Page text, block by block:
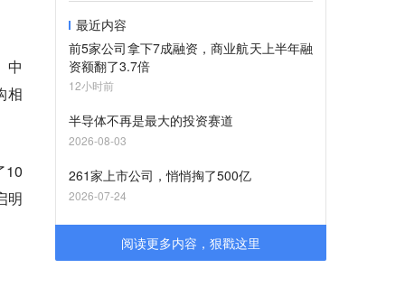
中
相
10
明
最近内容
前5家公司拿下7成融资，商业航天上半年融
资额翻了3.7倍
12小时前
半导体不再是最大的投资赛道
2026-08-03
261家上市公司，悄悄掏了500亿
2026-07-24
阅读更多内容，狠戳这里